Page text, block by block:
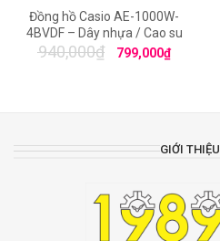
Đồng hồ Casio AE-1000W-
4BVDF – Dây nhựa / Cao su
940,000₫ 799,000₫
GIỚI THIỆU